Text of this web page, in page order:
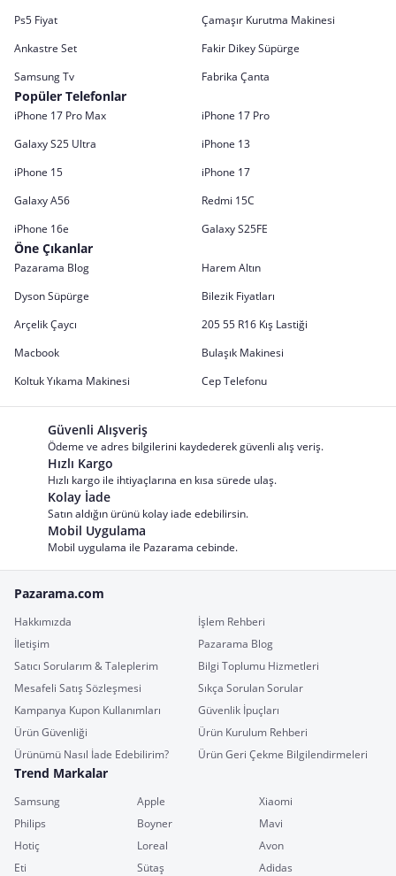
Ps5 Fiyat
Çamaşır Kurutma Makinesi
Ankastre Set
Fakir Dikey Süpürge
Samsung Tv
Fabrika Çanta
Popüler Telefonlar
iPhone 17 Pro Max
iPhone 17 Pro
Galaxy S25 Ultra
iPhone 13
iPhone 15
iPhone 17
Galaxy A56
Redmi 15C
iPhone 16e
Galaxy S25FE
Öne Çıkanlar
Pazarama Blog
Harem Altın
Dyson Süpürge
Bilezik Fiyatları
Arçelik Çaycı
205 55 R16 Kış Lastiği
Macbook
Bulaşık Makinesi
Koltuk Yıkama Makinesi
Cep Telefonu
Güvenli Alışveriş
Ödeme ve adres bilgilerini kaydederek güvenli alış veriş.
Hızlı Kargo
Hızlı kargo ile ihtiyaçlarına en kısa sürede ulaş.
Kolay İade
Satın aldığın ürünü kolay iade edebilirsin.
Mobil Uygulama
Mobil uygulama ile Pazarama cebinde.
Pazarama.com
Hakkımızda
İşlem Rehberi
İletişim
Pazarama Blog
Satıcı Sorularım & Taleplerim
Bilgi Toplumu Hizmetleri
Mesafeli Satış Sözleşmesi
Sıkça Sorulan Sorular
Kampanya Kupon Kullanımları
Güvenlik İpuçları
Ürün Güvenliği
Ürün Kurulum Rehberi
Ürünümü Nasıl İade Edebilirim?
Ürün Geri Çekme Bilgilendirmeleri
Trend Markalar
Samsung Apple
Xiaomi
Philips
Boyner
Mavi
Hotiç
Loreal
Avon
Eti
Sütaş
Adidas